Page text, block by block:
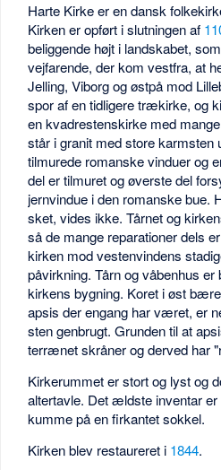
Harte Kirke er en dansk
Kirken er opført i slutningen af
beliggende højt i landskabet,
vejfarende, der kom vestfra, at
Jelling, Viborg og østpå mod
spor af en tidligere trækirke, og
en kvadrestenskirke med
står i granit med store karmsten
tilmurede romanske vinduer og
del er tilmuret og øverste del
jernvindue i den romanske bue.
sket, vides ikke. Tårnet og
så de mange reparationer dels
kirken mod vestenvindens
påvirkning. Tårn og våbenhus
kirkens bygning. Koret i øst
apsis der engang har været, er
sten genbrugt. Grunden til at
terrænet skråner og derved har
Kirkerummet er stort og lyst og
altertavle. Det ældste inventar
kumme på en firkantet sokkel.
Kirken blev restaureret i 1844.